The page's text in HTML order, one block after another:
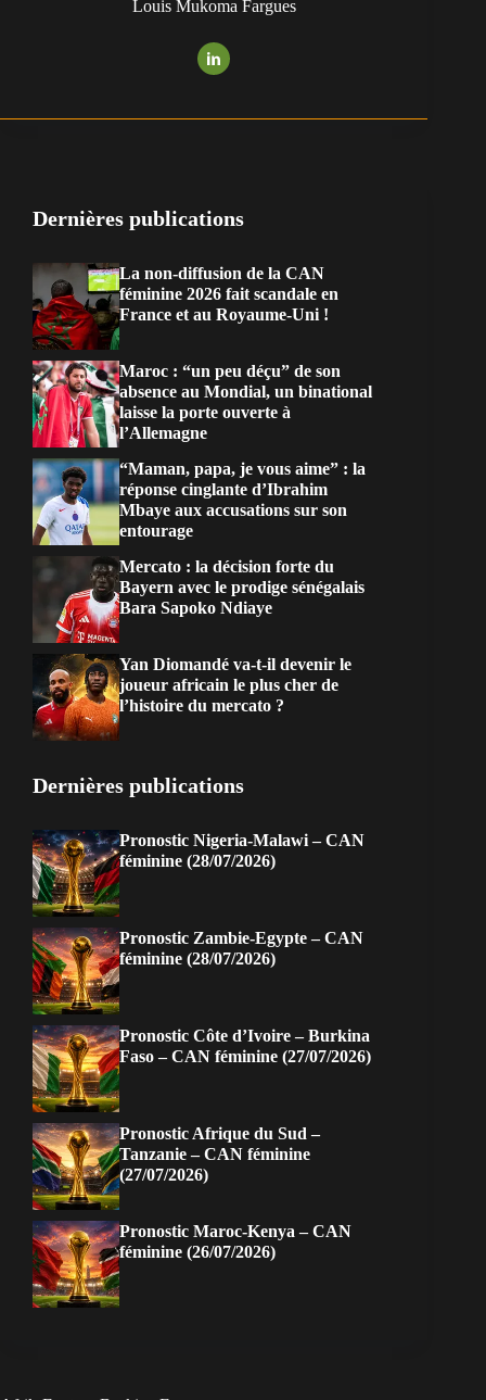
Louis Mukoma Fargues
Dernières publications
La non-diffusion de la CAN
féminine 2026 fait scandale en
France et au Royaume-Uni !
Maroc : “un peu déçu” de son
absence au Mondial, un binational
laisse la porte ouverte à
l’Allemagne
“Maman, papa, je vous aime” : la
réponse cinglante d’Ibrahim
Mbaye aux accusations sur son
entourage
Mercato : la décision forte du
Bayern avec le prodige sénégalais
Bara Sapoko Ndiaye
Yan Diomandé va-t-il devenir le
joueur africain le plus cher de
l’histoire du mercato ?
Dernières publications
Pronostic Nigeria-Malawi – CAN
féminine (28/07/2026)
Pronostic Zambie-Egypte – CAN
féminine (28/07/2026)
Pronostic Côte d’Ivoire – Burkina
Faso – CAN féminine (27/07/2026)
Pronostic Afrique du Sud –
Tanzanie – CAN féminine
(27/07/2026)
Pronostic Maroc-Kenya – CAN
féminine (26/07/2026)